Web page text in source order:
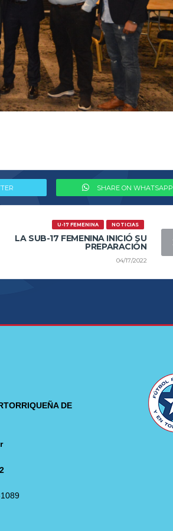
SHARE ON WHATSAPP
NOTICIAS
U-17 FEMENINA
LA SUB-17 FEMENINA INICIÓ SU
PREPARACIÓN
04/17/2022
DE